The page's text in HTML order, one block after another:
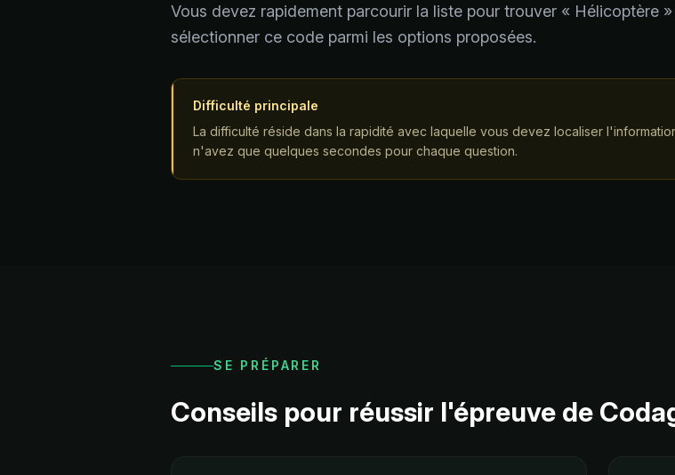
Vous devez rapidement parcourir la liste pour trouver « Hélicoptère
sélectionner ce code parmi les options proposées.
Difficulté principale
La difficulté réside dans la rapidité avec laquelle vous devez localiser
n'avez que quelques secondes pour chaque question.
SE PRÉPARER
Conseils pour réussir l'épreuve de